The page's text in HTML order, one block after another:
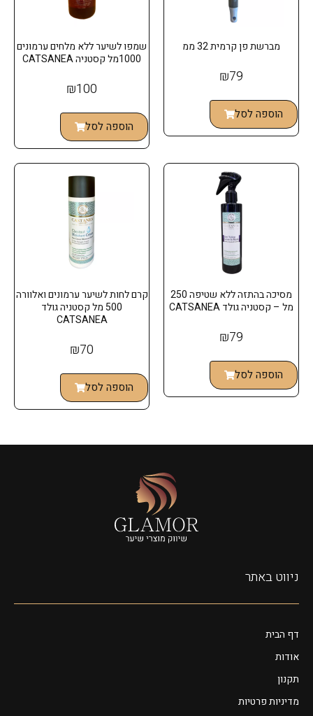
מברשת פן קרמית 32 ממ
₪79
הוספה לסל
שמפו לשיער ללא מלחים ערמונים
1000מל קסטניה CATSANEA
₪100
הוספה לסל
מסיכה בהתזה ללא שטיפה 250
מל – קסטניה גולד CATSANEA
₪79
הוספה לסל
קרם לחות לשיער ערמונים ואלוורה
500 מל קסטניה גולד
CATSANEA
₪70
הוספה לסל
ניווט באתר
דף הבית
אודות
תקנון
מדיניות פרטיות